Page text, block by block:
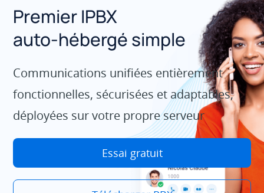
Premier IPBX
auto-hébergé simple
Communications unifiées entièrement
fonctionnelles, sécurisées et adaptables,
déployées sur votre propre serveur
Essai gratuit